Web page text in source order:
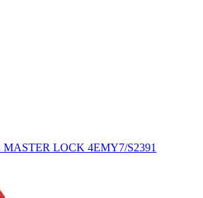
MASTER LOCK 4EMY7/S2391